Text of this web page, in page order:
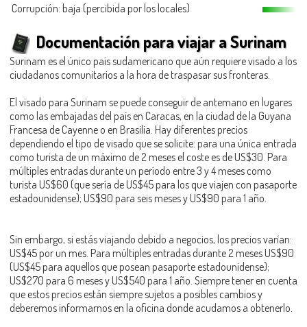
Corrupción: baja (percibida por los locales)
Documentación para viajar a Surinam
Surinam es el único país sudamericano que aún requiere visado a los
ciudadanos comunitarios a la hora de traspasar sus fronteras.
El visado para Surinam se puede conseguir de antemano en lugares
como las embajadas del país en Caracas, en la ciudad de la Guyana
Francesa de Cayenne o en Brasilia. Hay diferentes precios
dependiendo el tipo de visado que se solicite: para una única entrada
como turista de un máximo de 2 meses el coste es de US$30. Para
múltiples entradas durante un período entre 3 y 4 meses como
turista US$60 (que sería de US$45 para los que viajen con pasaporte
estadounidense); US$90 para seis meses y US$90 para 1 año.
Sin embargo, si estás viajando debido a negocios, los precios varían:
US$45 por un mes. Para múltiples entradas durante 2 meses US$90
(US$45 para aquellos que posean pasaporte estadounidense);
US$270 para 6 meses y US$540 para 1 año. Siempre tener en cuenta
que estos precios están siempre sujetos a posibles cambios y
deberemos informarnos en la oficina donde acudamos a obtenerlo.